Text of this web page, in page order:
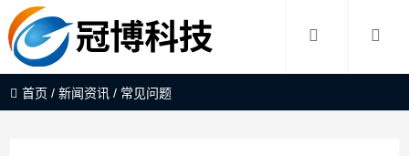
首页 /新闻资讯 / 常见问题